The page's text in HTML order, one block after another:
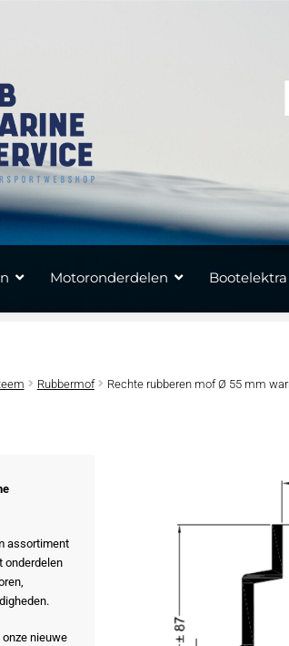
Motoronderdelen Bootelektra
Rubbermof Rechte rubberen mof Ø 55 mm
assortiment
onderdelen
nieuwe